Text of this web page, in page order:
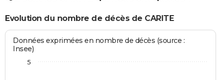
Evolution du nombre de décès de CARITE
Données exprimées en nombre de décès (source :
Insee)
5